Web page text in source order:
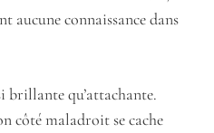
aucune connaissance dans
brillante qu’attachante.
côté maladroit se cache